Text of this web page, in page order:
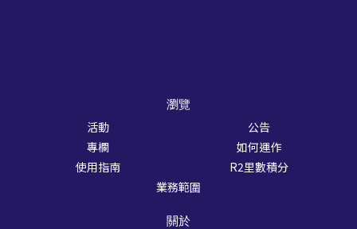
瀏覽
活動
公告
專欄
如何運作
使用指南
R2里數積分
業務範圍
關於